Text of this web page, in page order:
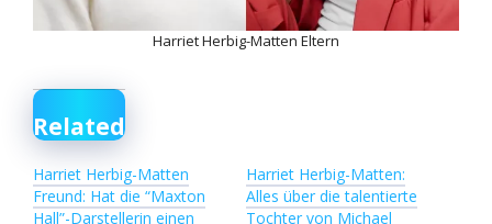
Harriet Herbig-Matten Eltern
Related
Harriet Herbig-Matten
Freund: Hat die “Maxton
Hall”-Darstellerin einen
Harriet Herbig-Matten:
Alles über die talentierte
Tochter von Michael